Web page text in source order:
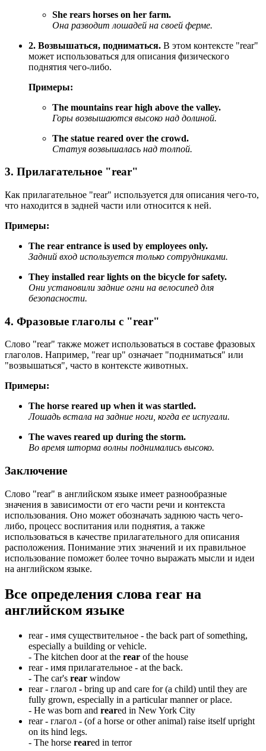
She rears horses on her farm.
Она разводит лошадей на своей ферме.
2. Возвышаться, подниматься. В этом контексте "rear"
может использоваться для описания физического
поднятия чего-либо.
Примеры:
The mountains rear high above the valley.
Горы возвышаются высоко над долиной.
The statue reared over the crowd.
Статуя возвышалась над толпой.
3. Прилагательное "rear"
Как прилагательное "rear" используется для описания чего-то,
что находится в задней части или относится к ней.
Примеры:
The rear entrance is used by employees only.
Задний вход используется только сотрудниками.
They installed rear lights on the bicycle for safety.
Они установили задние огни на велосипед для
безопасности.
4. Фразовые глаголы с "rear"
Слово "rear" также может использоваться в составе фразовых
глаголов. Например, "rear up" означает "подниматься" или
"возвышаться", часто в контексте животных.
Примеры:
The horse reared up when it was startled.
Лошадь встала на задние ноги, когда ее испугали.
The waves reared up during the storm.
Во время шторма волны поднимались высоко.
Заключение
Слово "rear" в английском языке имеет разнообразные
значения в зависимости от его части речи и контекста
использования. Оно может обозначать заднюю часть чего-
либо, процесс воспитания или поднятия, а также
использоваться в качестве прилагательного для описания
расположения. Понимание этих значений и их правильное
использование поможет более точно выражать мысли и идеи
на английском языке.
Все определения слова rear на
английском языке
rear - имя существительное - the back part of something,
especially a building or vehicle.
- The kitchen door at the rear of the house
rear - имя прилагательное - at the back.
- The car's rear window
rear - глагол - bring up and care for (a child) until they are
fully grown, especially in a particular manner or place.
- He was born and reared in New York City
rear - глагол - (of a horse or other animal) raise itself upright
on its hind legs.
- The horse reared in terror